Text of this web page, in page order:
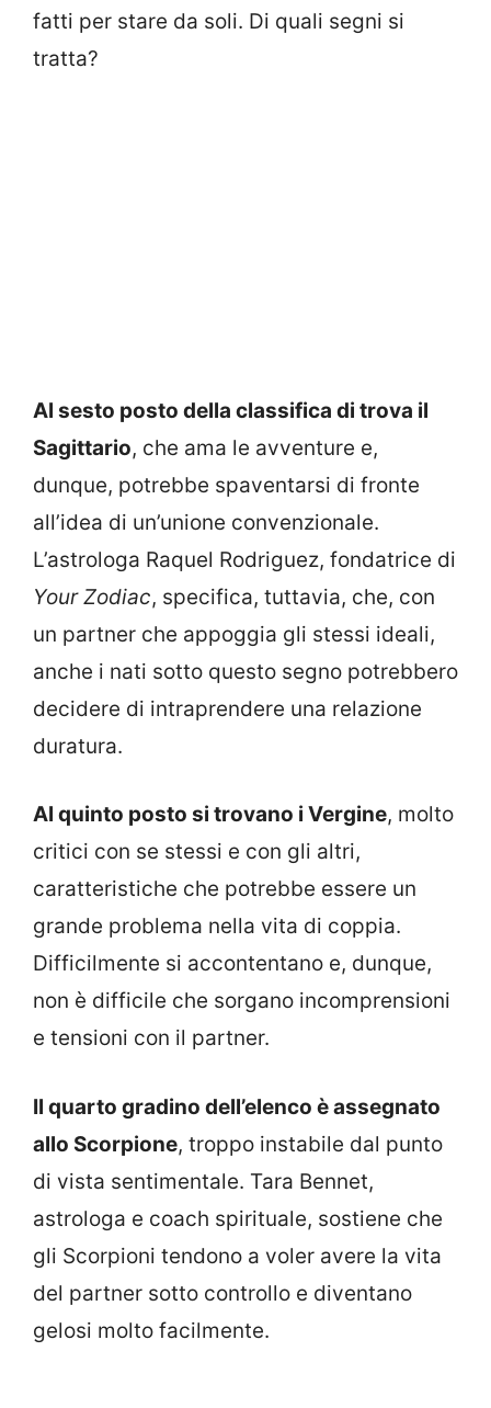
fatti per stare da soli. Di quali segni si
tratta?
Al sesto posto della classifica di trova il
Sagittario, che ama le avventure e,
dunque, potrebbe spaventarsi di fronte
all’idea di un’unione convenzionale.
L’astrologa Raquel Rodriguez, fondatrice di
Your Zodiac, specifica, tuttavia, che, con
un partner che appoggia gli stessi ideali,
anche i nati sotto questo segno potrebbero
decidere di intraprendere una relazione
duratura.
Al quinto posto si trovano i Vergine, molto
critici con se stessi e con gli altri,
caratteristiche che potrebbe essere un
grande problema nella vita di coppia.
Difficilmente si accontentano e, dunque,
non è difficile che sorgano incomprensioni
e tensioni con il partner.
Il quarto gradino dell’elenco è assegnato
allo Scorpione, troppo instabile dal punto
di vista sentimentale. Tara Bennet,
astrologa e coach spirituale, sostiene che
gli Scorpioni tendono a voler avere la vita
del partner sotto controllo e diventano
gelosi molto facilmente.